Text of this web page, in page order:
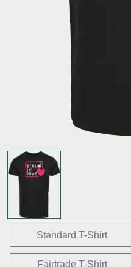
Standard T-Shirt
Fairtrade T-Shirt